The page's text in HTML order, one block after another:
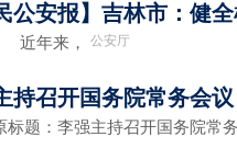
公安报】吉林市：健
来， 公安厅
持召开国务院常务会议
：李强主持召开国务院常